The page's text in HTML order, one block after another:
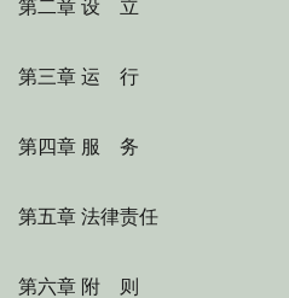
第二章 设 立
第三章 运 行
第四章 服 务
第五章 法律责任
第六章 附 则